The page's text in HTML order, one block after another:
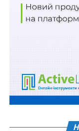
Замовити
державних